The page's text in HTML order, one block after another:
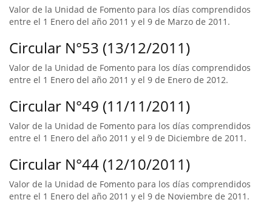
Valor de la Unidad de Fomento para los días comprendidos
entre el 1 Enero del año 2011 y el 9 de Marzo de 2011.
Circular N°53 (13/12/2011)
Valor de la Unidad de Fomento para los días comprendidos
entre el 1 Enero del año 2011 y el 9 de Enero de 2012.
Circular N°49 (11/11/2011)
Valor de la Unidad de Fomento para los días comprendidos
entre el 1 Enero del año 2011 y el 9 de Diciembre de 2011.
Circular N°44 (12/10/2011)
Valor de la Unidad de Fomento para los días comprendidos
entre el 1 Enero del año 2011 y el 9 de Noviembre de 2011.